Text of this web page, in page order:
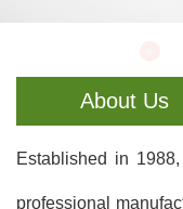
About Us
Established in
professional